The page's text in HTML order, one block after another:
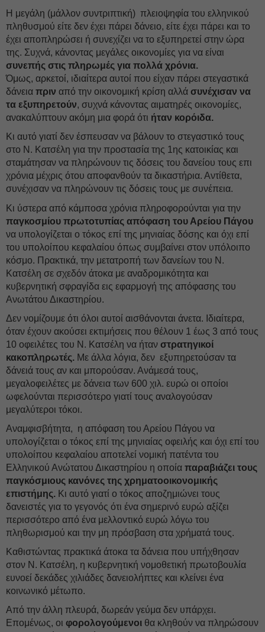
Η μεγάλη (μάλλον συντριπτική) πλειοψηφία του ελληνικού
πληθυσμού είτε δεν έχει πάρει δάνειο, είτε έχει πάρει και το
έχει αποπληρώσει ή συνεχίζει να το εξυπηρετεί στην ώρα
της. Συχνά, κάνοντας μεγάλες οικονομίες για να είναι
συνεπής στις πληρωμές για πολλά χρόνια.
Όμως, αρκετοί, ιδιαίτερα αυτοί που είχαν πάρει στεγαστικά
δάνεια πριν από την οικονομική κρίση αλλά συνέχισαν να
τα εξυπηρετούν, συχνά κάνοντας αιματηρές οικονομίες,
ανακαλύπτουν ακόμη μια φορά ότι ήταν κορόιδα.
Κι αυτό γιατί δεν έσπευσαν να βάλουν το στεγαστικό τους
στο Ν. Κατσέλη για την προστασία της 1ης κατοικίας και
σταμάτησαν να πληρώνουν τις δόσεις του δανείου τους επι
χρόνια μέχρις ότου αποφανθούν τα δικαστήρια. Αντίθετα,
συνέχισαν να πληρώνουν τις δόσεις τους με συνέπεια.
Κι ύστερα από κάμποσα χρόνια πληροφορούνται για την
παγκοσμίου πρωτοτυπίας απόφαση του Αρείου Πάγου
να υπολογίζεται ο τόκος επί της μηνιαίας δόσης και όχι επί
του υπολοίπου κεφαλαίου όπως συμβαίνει στον υπόλοιπο
κόσμο. Πρακτικά, την μετατροπή των δανείων του Ν.
Κατσέλη σε σχεδόν άτοκα με αναδρομικότητα και
κυβερνητική σφραγίδα εις εφαρμογή της απόφασης του
Ανωτάτου Δικαστηρίου.
Δεν νομίζουμε ότι όλοι αυτοί αισθάνονται άνετα. Ιδιαίτερα,
όταν έχουν ακούσει εκτιμήσεις που θέλουν 1 έως 3 από τους
10 οφειλέτες του Ν. Κατσέλη να ήταν στρατηγικοί
κακοπληρωτές. Με άλλα λόγια, δεν εξυπηρετούσαν τα
δάνειά τους αν και μπορούσαν. Ανάμεσά τους,
μεγαλοφειλέτες με δάνεια των 600 χιλ. ευρώ οι οποίοι
ωφελούνται περισσότερο γιατί τους αναλογούσαν
μεγαλύτεροι τόκοι.
Αναμφισβήτητα, η απόφαση του Αρείου Πάγου να
υπολογίζεται ο τόκος επί της μηνιαίας οφειλής και όχι επί του
υπολοίπου κεφαλαίου αποτελεί νομική πατέντα του
Ελληνικού Ανώτατου Δικαστηρίου η οποία παραβιάζει τους
παγκόσμιους κανόνες της χρηματοοικονομικής
επιστήμης. Κι αυτό γιατί ο τόκος αποζημιώνει τους
δανειστές για το γεγονός ότι ένα σημερινό ευρώ αξίζει
περισσότερο από ένα μελλοντικό ευρώ λόγω του
πληθωρισμού και την μη πρόσβαση στα χρήματά τους.
Καθιστώντας πρακτικά άτοκα τα δάνεια που υπήχθησαν
στον Ν. Κατσέλη, η κυβερνητική νομοθετική πρωτοβουλία
ευνοεί δεκάδες χιλιάδες δανειολήπτες και κλείνει ένα
κοινωνικό μέτωπο.
Από την άλλη πλευρά, δωρεάν γεύμα δεν υπάρχει.
Επομένως, οι φορολογούμενοι θα κληθούν να πληρώσουν